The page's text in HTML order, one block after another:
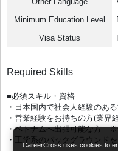
CareerCross uses cookies to
Minimum Education Level
Visa Status
Required Skills
■必須スキル・資格
・日本国内で社会人経験のあ
・営業経験をお持ちの方(業界
・ベトナムへ出張可能な方 ※
・工学系のバックグラウンド